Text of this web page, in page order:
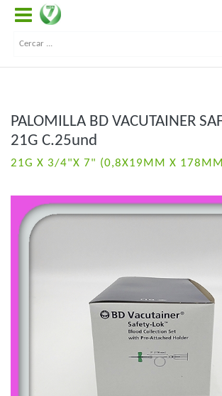
PALOMILLA BD VACUTAINER
21G C.25und
21G X 3/4"X 7" (0,8X19MM X